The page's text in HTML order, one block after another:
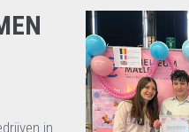
in